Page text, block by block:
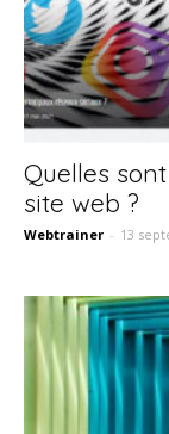
Quelles
site web ?
Webtrainer - 13